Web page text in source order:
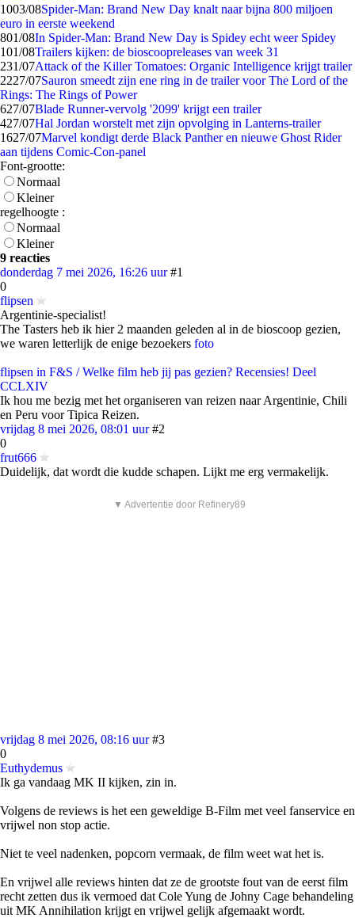
1003/08Spider-Man: Brand New Day knalt naar bijna 800 miljoen
euro in eerste weekend
801/08In Spider-Man: Brand New Day is Spidey echt weer Spidey
101/08Trailers kijken: de bioscoopreleases van week 31
231/07Attack of the Killer Tomatoes: Organic Intelligence krijgt trailer
2227/07Sauron smeedt zijn ene ring in de trailer voor The Lord of the
Rings: The Rings of Power
627/07Blade Runner-vervolg '2099' krijgt een trailer
427/07Hal Jordan worstelt met zijn opvolging in Lanterns-trailer
1627/07Marvel kondigt derde Black Panther en nieuwe Ghost Rider
aan tijdens Comic-Con-panel
Font-grootte:
Normaal
Kleiner
regelhoogte :
Normaal
Kleiner
9 reacties
donderdag 7 mei 2026, 16:26 uur #1
0
flipsen
Argentinie-specialist!
The Tasters heb ik hier 2 maanden geleden al in de bioscoop gezien,
we waren letterlijk de enige bezoekers foto
flipsen in F&S / Welke film heb jij pas gezien? Recensies! Deel
CCLXIV
Ik hou me bezig met het organiseren van reizen naar Argentinie, Chili
en Peru voor Tipica Reizen.
vrijdag 8 mei 2026, 08:01 uur #2
0
frut666
Duidelijk, dat wordt die kudde schapen. Lijkt me erg vermakelijk.
▼ Advertentie door Refinery89
vrijdag 8 mei 2026, 08:16 uur #3
0
Euthydemus
Ik ga vandaag MK II kijken, zin in.
Volgens de reviews is het een geweldige B-Film met veel fanservice en
vrijwel non stop actie.
Niet te veel nadenken, popcorn vermaak, de film weet wat het is.
En vrijwel alle reviews hinten dat ze de grootste fout van de eerst film
recht zetten dus ik vermoed dat Cole Yung de Johny Cage behandeling
uit MK Annihilation krijgt en vrijwel gelijk afgemaakt wordt.